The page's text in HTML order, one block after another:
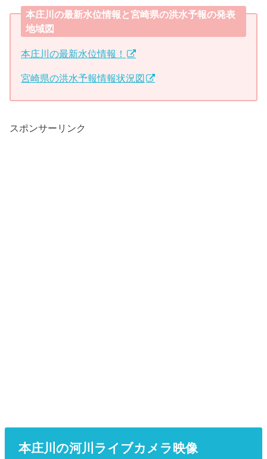
本庄川の最新水位情報と宮崎県の洪水予報の発表
地域図
本庄川の最新水位情報！
宮崎県の洪水予報情報状況図
スポンサーリンク
本庄川の河川ライブカメラ映像